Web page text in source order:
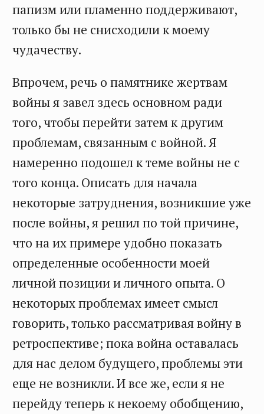
папизм или пламенно поддерживают,
только бы не снисходили к моему
чудачеству.
Впрочем, речь о памятнике жертвам
войны я завел здесь основном ради
того, чтобы перейти затем к другим
проблемам, связанным с войной. Я
намеренно подошел к теме войны не с
того конца. Описать для начала
некоторые затруднения, возникшие уже
после войны, я решил по той причине,
что на их примере удобно показать
определенные особенности моей
личной позиции и личного опыта. О
некоторых проблемах имеет смысл
говорить, только рассматривая войну в
ретроспективе; пока война оставалась
для нас делом будущего, проблемы эти
еще не возникли. И все же, если я не
перейду теперь к некоему обобщению,